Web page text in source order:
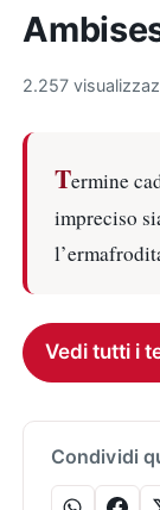
2.257
Termine
impreciso
Vedi tutti i
Condividi